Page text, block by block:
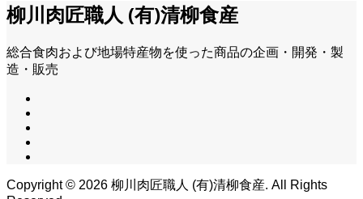
柳川肉匠職人 (有)清柳食産
総合食肉および地場特産物を使った商品の企画・開発・製
造・販売
Copyright © 2026 柳川肉匠職人 (有)清柳食産. All Rights